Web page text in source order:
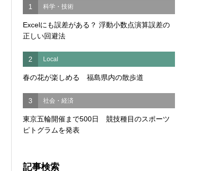
1 科学・技術
Excelにも誤差がある？ 浮動小数点演算誤差の
正しい回避法
2 Local
春の花が楽しめる 福島県内の散歩道
3 社会・経済
東京五輪開催まで500日 競技種目のスポーツ
ピトグラムを発表
記事検索